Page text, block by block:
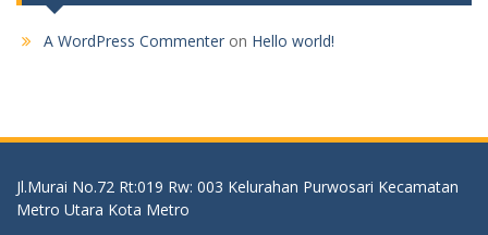
A WordPress Commenter on Hello world!
Jl.Murai No.72 Rt:019 Rw: 003 Kelurahan Purwosari Kecamatan
Metro Utara Kota Metro